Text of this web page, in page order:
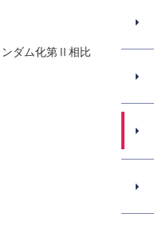
ンダム化第Ⅱ相比